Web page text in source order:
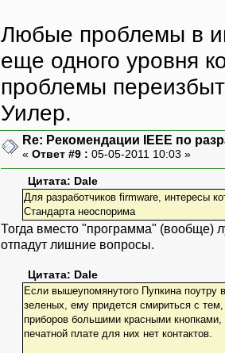
Любые проблемы в
еще одного уровня
проблемы
Уилер.
Re: Рекомендации IEEE по
« Ответ #9 : 05-05-2011 10:03 »
Цитата: Dale
Для разработчиков firmware, интересы
Стандарта неоспорима
Тогда вместо "программа" (вообще)
отпадут лишние вопросы.
Цитата: Dale
Если вышеупомянутого Пупкина поутру
зеленых, ему придется смириться с
приборов большими красными
печатной плате для них нет контактов.